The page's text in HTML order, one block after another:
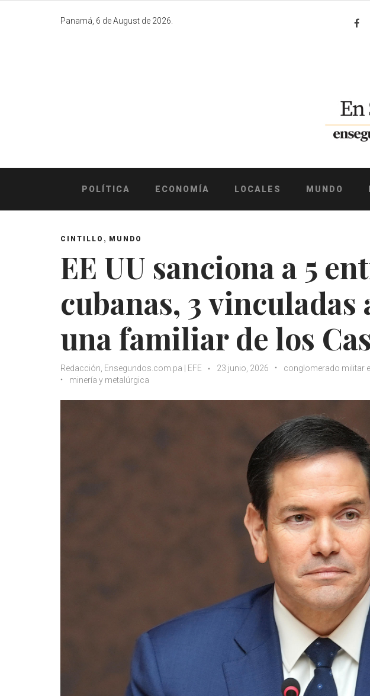
Panamá, 6 de August de 2026.
POLÍTICA ECONOMÍA LOCALES MUNDO
CINTILLO , MUNDO
EE UU sanciona a 5
cubanas, 3 vinculadas
una familiar de los
Redacción, Ensegundos.com.pa | EFE 23 junio, 2026 conglomerado militar
minería y metalúrgica